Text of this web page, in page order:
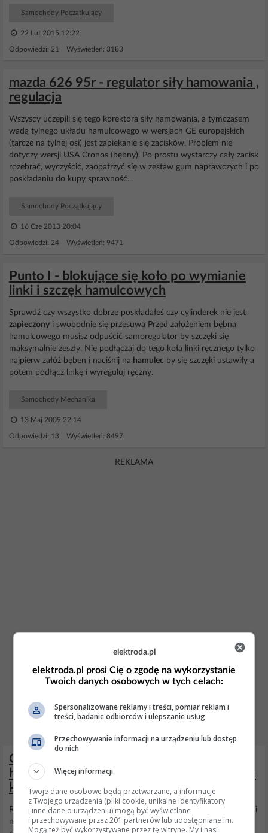
Samochody Początkujący
22 Lut 2015 12:22
Odpowiedzi: 21 Wyświetleń: 3183
mazda 626 95r - regulator siły hamowania ,
regulacja
Wszyscy uczepili się tego korektora siły hamowania, a tymczasem
wadą tylnego układu hamulcowego w wersjach GE europejskich
(tarcze na tylnej osi) jest zapiekanie się zacisków. Problem nie
dotyczy wersji USA Cronos (bębny). Po prostu wystarczy cały zacisk
rozebrać, wyczyścić, zaopatrzyć się w zestaw gum naprawczych i po
poskładaniu do kupy sprawność...
Samochody Początkujący
16 Cze 2013 20:04
Odpowiedzi: 24 Wyświetleń: 9471
Punto I - blokujące się koło po wymianie
linki i szczęk hamulcowych
Sprawdź czy wszystko dobrze poskładałeś czy cylinderek nie jest
zapieczony i swobodnie się przesuwa Przed założeniem bębna
hamulcowego musisz odpuścić samoregulator by szczęki się
maksymalnie zeszły. Nie podłączaj do tego koła linki ręcznego tylko
najpierw załóż bęben i naciśnij na hamulec by się szczęki ustawiły a
potem podłącz linkę i wyreguluj ręczny.
Samochody Mechanika
13 Maj 2009 22:14
Odpowiedzi: 13 Wyświetleń: 8497
REKLAMA
Opel Vectra C Kombi - Tłoczek w tylnym
hamulcu zapieczony, kłopoty po wymianie
klocków
Regeneracja koniecznie i to pełna tzn. z tłoka należy również wyjąć i
nasmarować trzpień który nachodzi na specyficzną śrubę. Po
elektroda.pl
elektroda.pl prosi Cię o zgodę na wykorzystanie
Twoich danych osobowych w tych celach:
Spersonalizowane reklamy i treści, pomiar reklam i
treści, badanie odbiorców i ulepszanie usług
Przechowywanie informacji na urządzeniu lub dostęp
do nich
Więcej informacji
Twoje dane osobowe będą przetwarzane, a informacje
z Twojego urządzenia (pliki cookie, unikalne identyfikatory
i inne dane o urządzeniu) mogą być wyświetlane
i przechowywane przez 201 partnerów lub udostępniane im.
Mogą też być wykorzystywane przez tę witrynę. My i nasi